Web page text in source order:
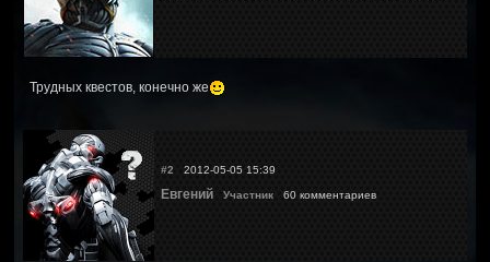
Трудных квестов, конечно же
#2 2012-05-05 15:39
Евгений Участник 60 комментариев